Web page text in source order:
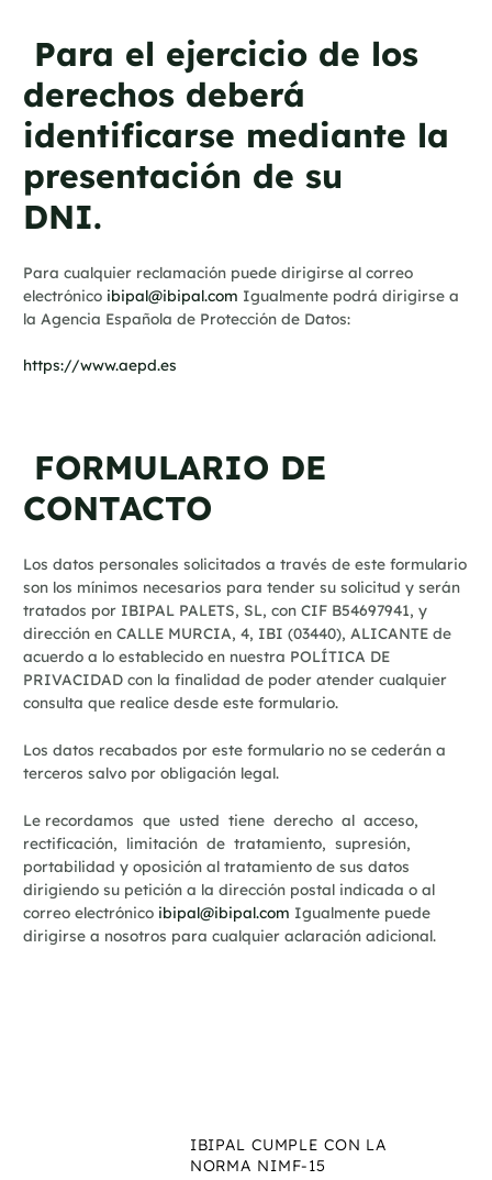
Para el ejercicio de los
derechos deberá
identificarse mediante la
presentación de su
DNI.
Para cualquier reclamación puede dirigirse al correo
electrónico ibipal@ibipal.com Igualmente podrá dirigirse a
la Agencia Española de Protección de Datos:
https://www.aepd.es
FORMULARIO DE
CONTACTO
Los datos personales solicitados a través de este formulario
son los mínimos necesarios para tender su solicitud y serán
tratados por IBIPAL PALETS, SL, con CIF B54697941, y
dirección en CALLE MURCIA, 4, IBI (03440), ALICANTE de
acuerdo a lo establecido en nuestra POLÍTICA DE
PRIVACIDAD con la finalidad de poder atender cualquier
consulta que realice desde este formulario.
Los datos recabados por este formulario no se cederán a
terceros salvo por obligación legal.
Le recordamos que usted tiene derecho al acceso,
rectificación, limitación de tratamiento, supresión,
portabilidad y oposición al tratamiento de sus datos
dirigiendo su petición a la dirección postal indicada o al
correo electrónico ibipal@ibipal.com Igualmente puede
dirigirse a nosotros para cualquier aclaración adicional.
IBIPAL CUMPLE CON LA
NORMA NIMF-15